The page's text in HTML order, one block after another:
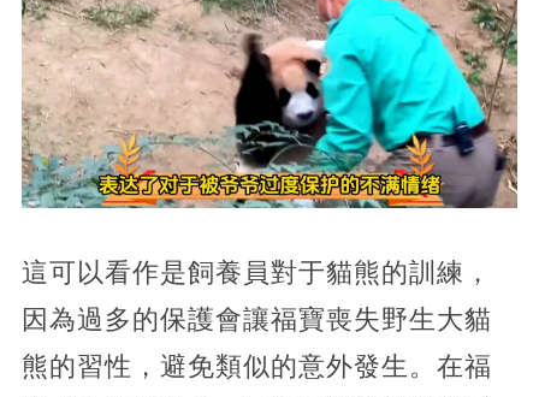
這可以看作是飼養員對于貓熊的訓練，
因為過多的保護會讓福寶喪失野生大貓
熊的習性，避免類似的意外發生。在福